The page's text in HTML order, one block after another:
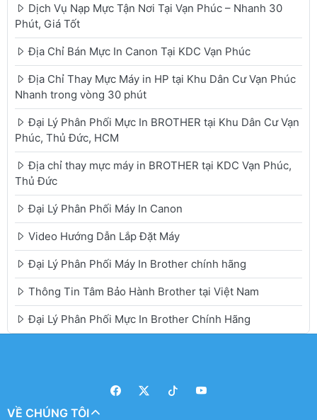
Dịch Vụ Nạp Mực Tận Nơi Tại Vạn Phúc – Nhanh 30
Phút, Giá Tốt
Địa Chỉ Bán Mực In Canon Tại KDC Vạn Phúc
Địa Chỉ Thay Mực Máy in HP tại Khu Dân Cư Vạn Phúc
Nhanh trong vòng 30 phút
Đại Lý Phân Phối Mực In BROTHER tại Khu Dân Cư Vạn
Phúc, Thủ Đức, HCM
Địa chỉ thay mực máy in BROTHER tại KDC Vạn Phúc,
Thủ Đức
Đại Lý Phân Phối Máy In Canon
Video Hướng Dẫn Lắp Đặt Máy
Đại Lý Phân Phối Máy In Brother chính hãng
Thông Tin Tâm Bảo Hành Brother tại Việt Nam
Đại Lý Phân Phối Mực In Brother Chính Hãng
VỀ CHÚNG TÔI